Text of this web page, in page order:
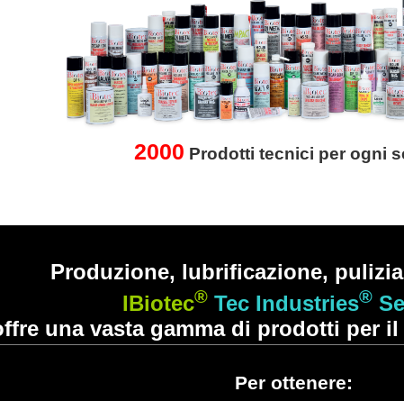
2000 Prodotti tecnici per ogni
Produzione, lubrificazione,
IBiotec® Tec Industries®
una vasta gamma di prodotti per
Per ottenere: